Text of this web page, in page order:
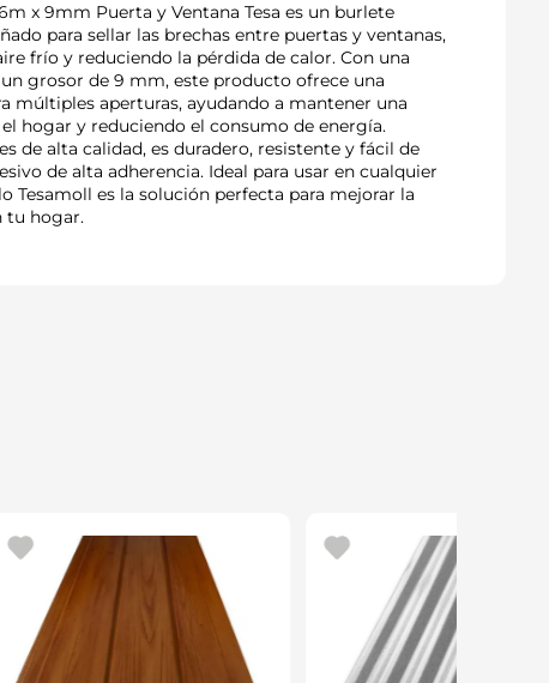
x 9mm Puerta y Ventana Tesa es un burlete
para sellar las brechas entre puertas y ventanas,
frío y reduciendo la pérdida de calor. Con una
grosor de 9 mm, este producto ofrece una
múltiples aperturas, ayudando a mantener una
hogar y reduciendo el consumo de energía.
de alta calidad, es duradero, resistente y fácil de
de alta adherencia. Ideal para usar en cualquier
Tesamoll es la solución perfecta para mejorar la
tu hogar.